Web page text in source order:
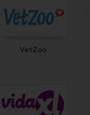
VetZoo